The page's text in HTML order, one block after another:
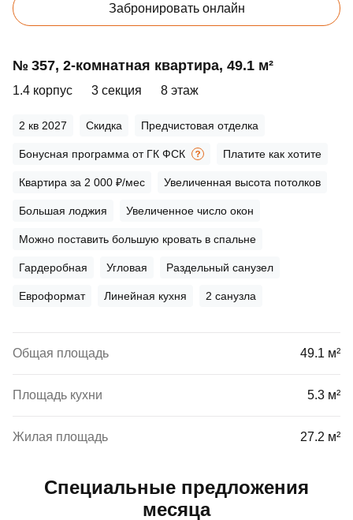
Забронировать онлайн
№ 357, 2‑комнатная квартира, 49.1 м²
1.4 корпус 3 секция 8 этаж
2 кв 2027 Скидка Предчистовая отделка
Бонусная программа от ГК ФСК Платите как хотите
Квартира за 2 000 ₽/мес Увеличенная высота потолков
Большая лоджия Увеличенное число окон
Можно поставить большую кровать в спальне
Гардеробная Угловая Раздельный санузел
Евроформат Линейная кухня 2 санузла
Общая площадь 49.1 м²
Площадь кухни 5.3 м²
Жилая площадь 27.2 м²
Специальные предложения
месяца